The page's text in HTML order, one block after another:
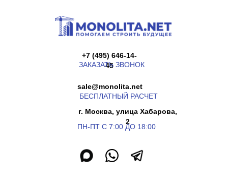
г. Москва, улица Хабарова,
ПН-ПТ С 7:00 ДО 18:00
45
ЗАКАЗАТЬ ЗВОНОК
БЕСПЛАТНЫЙ РАСЧЕТ